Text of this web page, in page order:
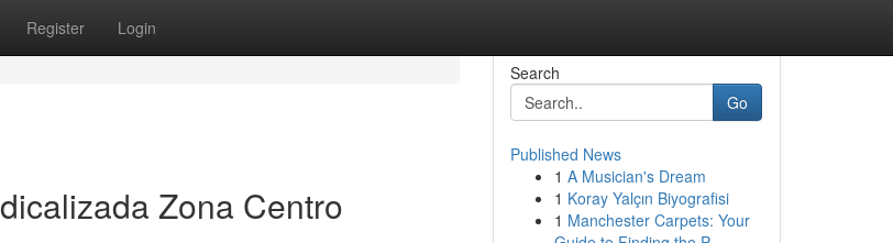
Register Login
Zona Centro
Search
Go
Published News
1 A Musician's Dream
1 Koray Yalçın Biyografisi
1 Manchester Carpets: Your